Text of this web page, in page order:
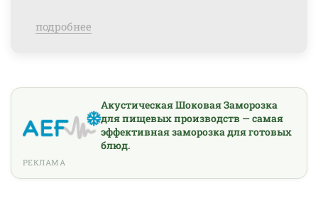
подробнее
Акустическая Шоковая Заморозка
для пищевых производств — самая
эффективная заморозка для готовых
блюд.
РЕКЛАМА